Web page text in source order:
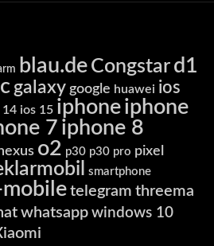
blau.de Congstar d1
galaxy google huawei ios
14 ios 15 iphoneiphone
7 iphone 8
o2 p30 p30 pro pixel
smartphone
telegram threema
whatsapp windows 10